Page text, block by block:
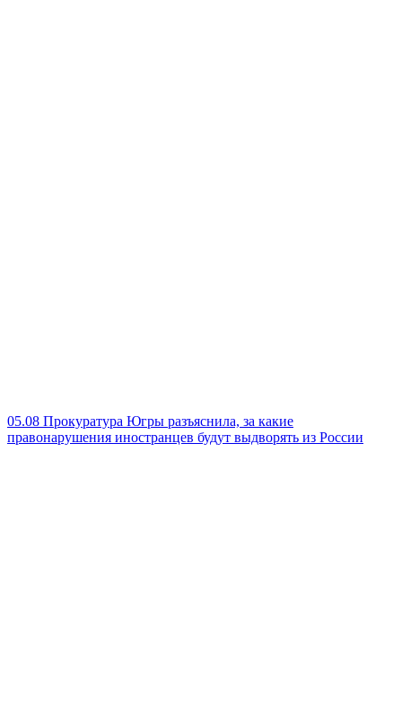
05.08 Прокуратура Югры разъяснила, за какие
правонарушения иностранцев будут выдворять из России